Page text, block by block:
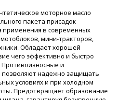
моторное масло
пакета присадок
применения в современных
мини-тракторов,
Обладает хорошей
чего эффективно и быстро
и
позволяют надежно защищать
условиях и при холодном
Предотвращает образование